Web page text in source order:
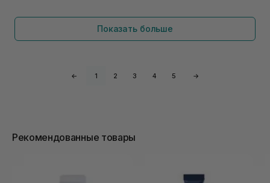
Показать больше
← 1 2 3 4 5 →
Рекомендованные товары